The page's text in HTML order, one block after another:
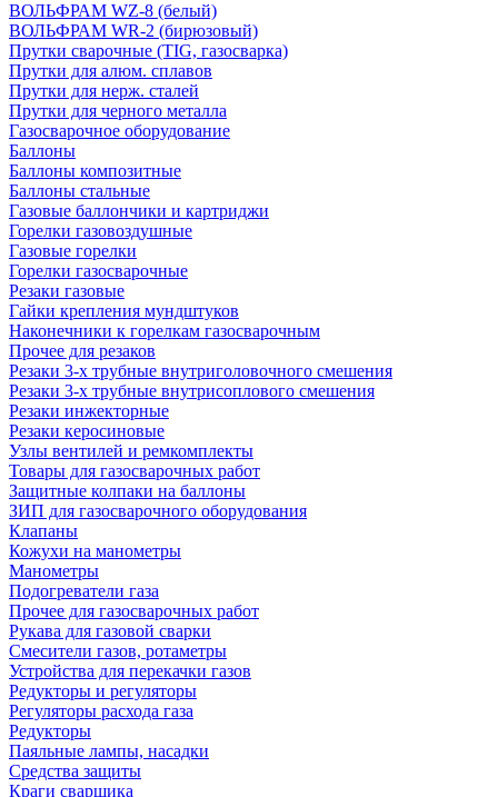
ВОЛЬФРАМ WZ-8 (белый)
ВОЛЬФРАМ WR-2 (бирюзовый)
Прутки сварочные (TIG, газосварка)
Прутки для алюм. сплавов
Прутки для нерж. сталей
Прутки для черного металла
Газосварочное оборудование
Баллоны
Баллоны композитные
Баллоны стальные
Газовые баллончики и картриджи
Горелки газовоздушные
Газовые горелки
Горелки газосварочные
Резаки газовые
Гайки крепления мундштуков
Наконечники к горелкам газосварочным
Прочее для резаков
Резаки 3-х трубные внутриголовочного смешения
Резаки 3-х трубные внутрисоплового смешения
Резаки инжекторные
Резаки керосиновые
Узлы вентилей и ремкомплекты
Товары для газосварочных работ
Защитные колпаки на баллоны
ЗИП для газосварочного оборудования
Клапаны
Кожухи на манометры
Манометры
Подогреватели газа
Прочее для газосварочных работ
Рукава для газовой сварки
Смесители газов, ротаметры
Устройства для перекачки газов
Редукторы и регуляторы
Регуляторы расхода газа
Редукторы
Паяльные лампы, насадки
Средства защиты
Краги сварщика